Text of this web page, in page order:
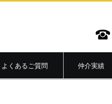
よくあるご質問 仲介実績